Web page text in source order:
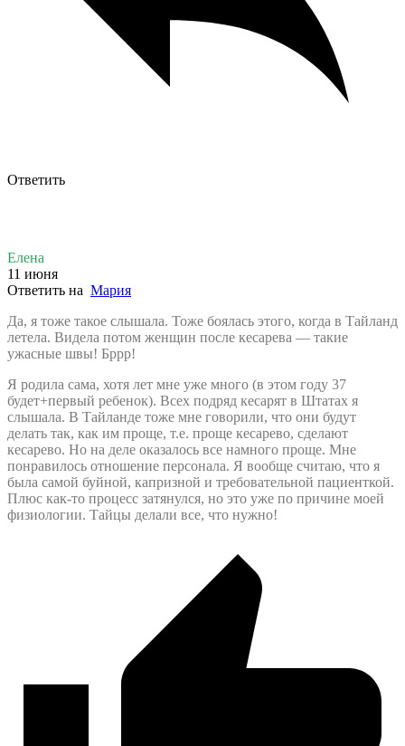
Ответить
Елена
11 июня
Ответить на Мария
Да, я тоже такое слышала. Тоже боялась этого, когда в Тайланд
летела. Видела потом женщин после кесарева — такие
ужасные швы! Бррр!
Я родила сама, хотя лет мне уже много (в этом году 37
будет+первый ребенок). Всех подряд кесарят в Штатах я
слышала. В Тайланде тоже мне говорили, что они будут
делать так, как им проще, т.е. проще кесарево, сделают
кесарево. Но на деле оказалось все намного проще. Мне
понравилось отношение персонала. Я вообще считаю, что я
была самой буйной, капризной и требовательной пациенткой.
Плюс как-то процесс затянулся, но это уже по причине моей
физиологии. Тайцы делали все, что нужно!